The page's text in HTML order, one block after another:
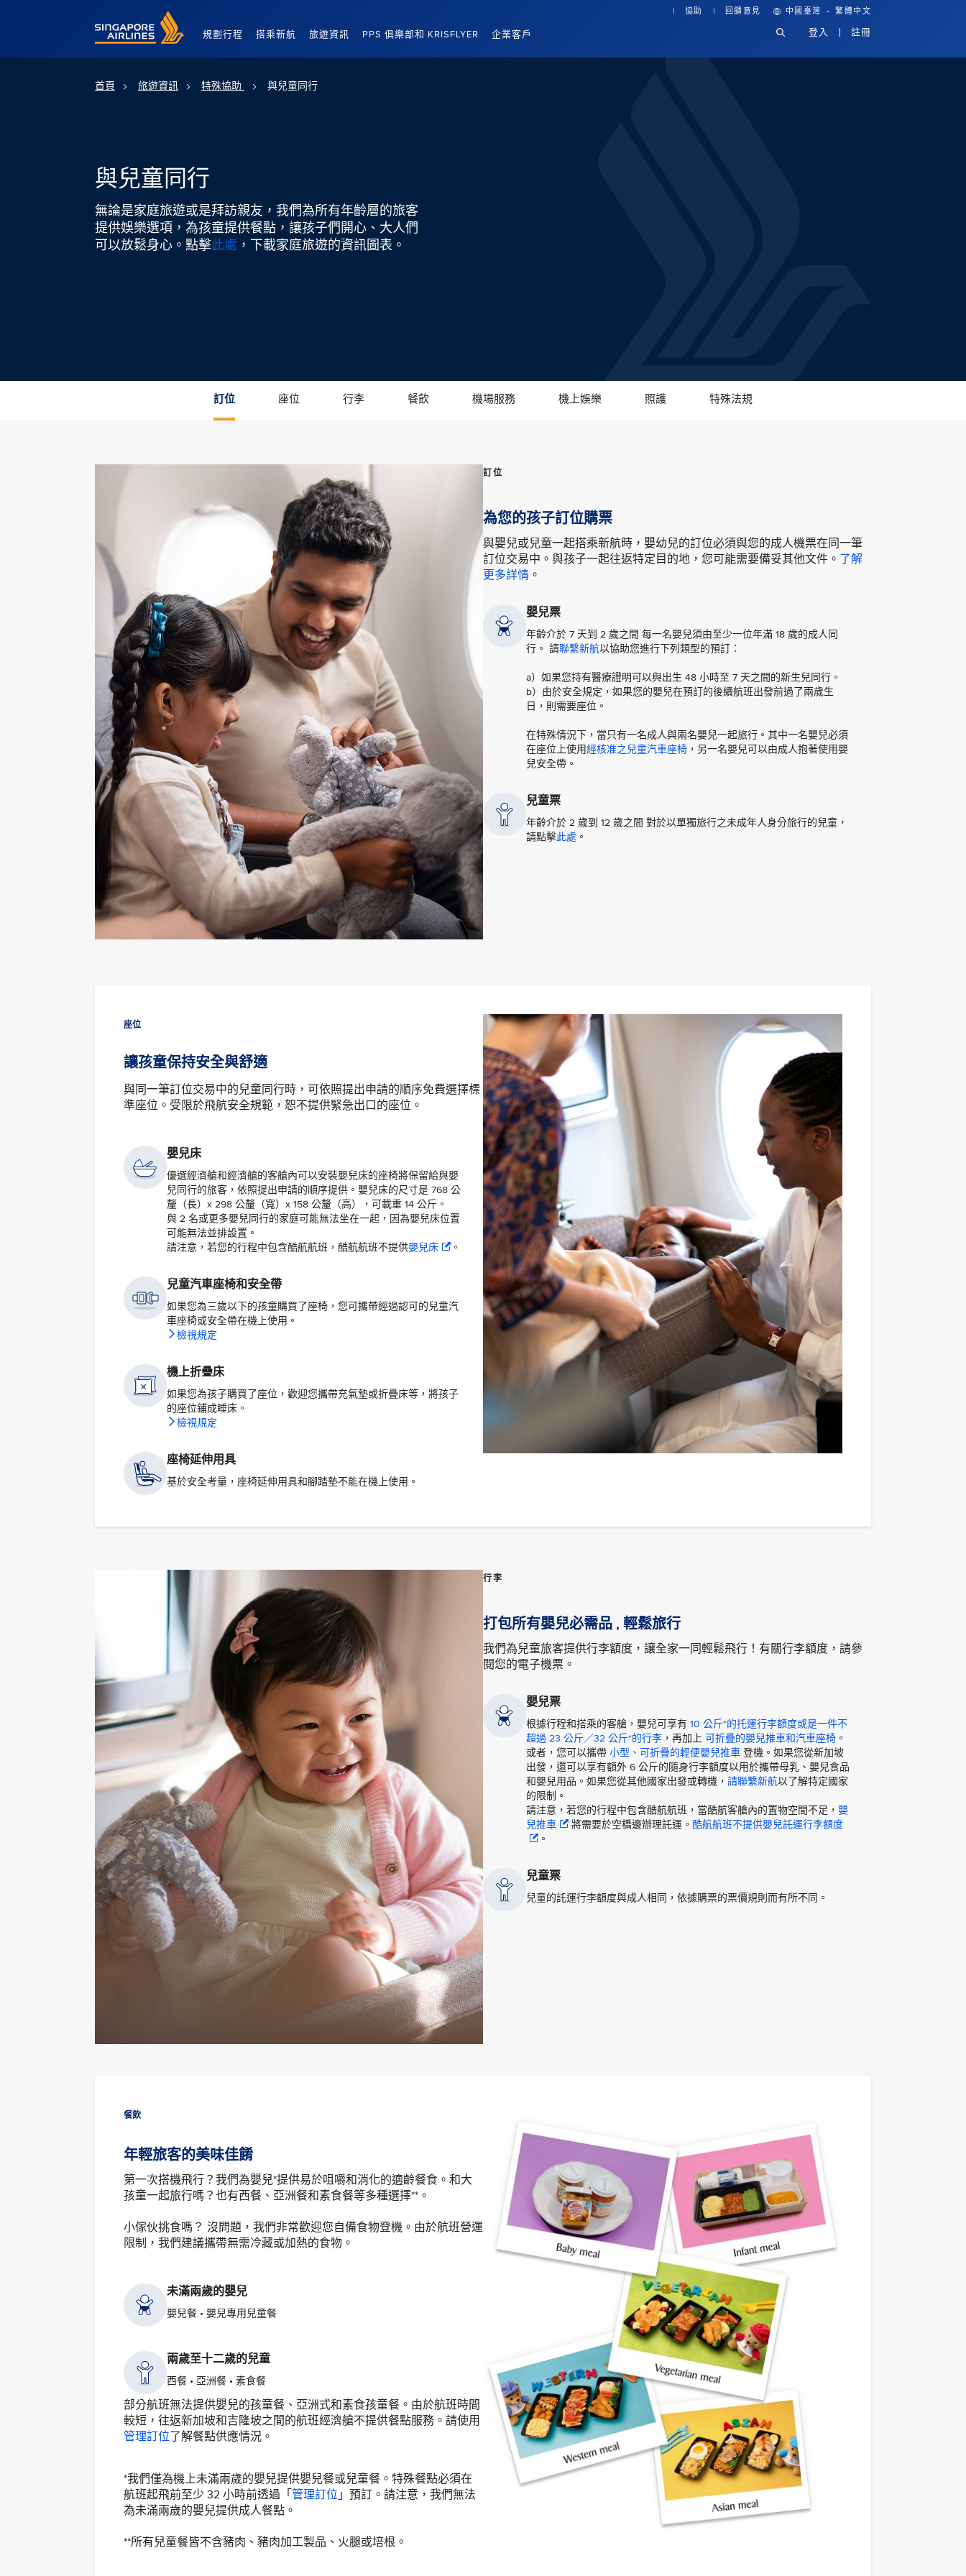
Singapore Airlines Home
規劃行程 搭乘新航 旅遊資訊 PPS 俱樂部和 KRISFLYER 企業客戶
協助 回饋意見 中國臺灣 · 繁體中文
登入 註冊
首頁 旅遊資訊 特殊協助 與兒童同行
與兒童同行
無論是家庭旅遊或是拜訪親友，我們為所有年齡層的旅客
提供娛樂選項，為孩童提供餐點，讓孩子們開心、大人們
可以放鬆身心。點擊此處 ，下載家庭旅遊的資訊圖表。
訂位 座位 行李 餐飲 機場服務 機上娛樂 照護 特殊法規
訂位
為您的孩子訂位購票
與嬰兒或兒童一起搭乘新航時，嬰幼兒的訂位必須與您的成人機票在同一筆
訂位交易中。與孩子一起往返特定目的地，您可能需要備妥其他文件。 了解
更多詳情 。
嬰兒票
年齡介於 7 天到 2 歲之間 每一名嬰兒須由至少一位年滿 18 歲的成人同
行。 請聯繫新航以協助您進行下列類型的預訂：
a）如果您持有醫療證明可以與出生 48 小時至 7 天之間的新生兒同行。
b）由於安全規定，如果您的嬰兒在預訂的後續航班出發前過了兩歲生
日，則需要座位。
在特殊情況下，當只有一名成人與兩名嬰兒一起旅行。其中一名嬰兒必須
在座位上使用經核准之兒童汽車座椅 ，另一名嬰兒可以由成人抱著使用嬰
兒安全帶。
兒童票
年齡介於 2 歲到 12 歲之間 對於以單獨旅行之未成年人身分旅行的兒童，
請點擊此處 。
座位
讓孩童保持安全與舒適
與同一筆訂位交易中的兒童同行時，可依照提出申請的順序免費選擇標
準座位。受限於飛航安全規範，恕不提供緊急出口的座位。
嬰兒床
優選經濟艙和經濟艙的客艙內可以安裝嬰兒床的座椅將保留給與嬰
兒同行的旅客，依照提出申請的順序提供。嬰兒床的尺寸是 768 公
釐（長）x 298 公釐（寬）x 158 公釐（高），可載重 14 公斤。
與 2 名或更多嬰兒同行的家庭可能無法坐在一起，因為嬰兒床位置
可能無法並排設置。
請注意，若您的行程中包含酷航航班，酷航航班不提供嬰兒床 。
兒童汽車座椅和安全帶
如果您為三歲以下的孩童購買了座椅，您可攜帶經過認可的兒童汽
車座椅或安全帶在機上使用。
檢視規定
機上折疊床
如果您為孩子購買了座位，歡迎您攜帶充氣墊或折疊床等，將孩子
的座位鋪成睡床。
檢視規定
座椅延伸用具
基於安全考量，座椅延伸用具和腳踏墊不能在機上使用。
行李
打包所有嬰兒必需品 , 輕鬆旅行
我們為兒童旅客提供行李額度，讓全家一同輕鬆飛行！有關行李額度，請參
閱您的電子機票。
嬰兒票
根據行程和搭乘的客艙，嬰兒可享有 10 公斤*的托運行李額度或是一件不
超過 23 公斤／32 公斤*的行李 ，再加上 可折疊的嬰兒推車和汽車座椅 。
或者，您可以攜帶 小型、可折疊的輕便嬰兒推車 登機。如果您從新加坡
出發，還可以享有額外 6 公斤的隨身行李額度以用於攜帶母乳、嬰兒食品
和嬰兒用品。如果您從其他國家出發或轉機， 請聯繫新航以了解特定國家
的限制。
請注意，若您的行程中包含酷航航班，當酷航客艙內的置物空間不足， 嬰
兒推車
將需要於空橋邊辦理託運。 酷航航班不提供嬰兒託運行李額度
。
兒童票
兒童的託運行李額度與成人相同，依據購票的票價規則而有所不同。
餐飲
年輕旅客的美味佳餚
第一次搭機飛行？我們為嬰兒*提供易於咀嚼和消化的適齡餐食。和大
孩童一起旅行嗎？也有西餐、亞洲餐和素食餐等多種選擇**。
小傢伙挑食嗎？ 沒問題，我們非常歡迎您自備食物登機。由於航班營運
限制，我們建議攜帶無需冷藏或加熱的食物。
未滿兩歲的嬰兒
嬰兒餐 • 嬰兒專用兒童餐
兩歲至十二歲的兒童
西餐 • 亞洲餐 • 素食餐
部分航班無法提供嬰兒的孩童餐、亞洲式和素食孩童餐。由於航班時間
較短，往返新加坡和吉隆坡之間的航班經濟艙不提供餐點服務。請使用
管理訂位了解餐點供應情況。
*我們僅為機上未滿兩歲的嬰兒提供嬰兒餐或兒童餐。特殊餐點必須在
航班起飛前至少 32 小時前透過「 管理訂位 」預訂。請注意，我們無法
為未滿兩歲的嬰兒提供成人餐點。
**所有兒童餐皆不含豬肉、豬肉加工製品、火腿或培根。